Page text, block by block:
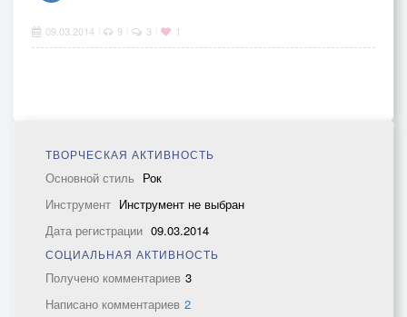
09.03.2014 9 3 1
ТВОРЧЕСКАЯ АКТИВНОСТЬ
Основной стиль Рок
Инструмент Инструмент не выбран
Дата регистрации 09.03.2014
СОЦИАЛЬНАЯ АКТИВНОСТЬ
Получено комментариев 3
Написано комментариев 2